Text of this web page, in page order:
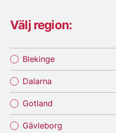
Välj region:
Blekinge
Dalarna
Gotland
Gävleborg